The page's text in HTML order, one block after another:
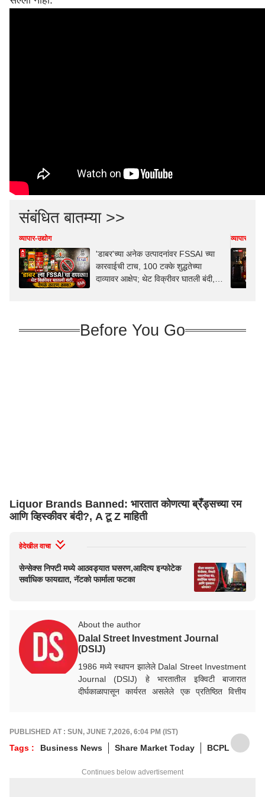
संबंधित बातम्या >>
व्यापार-उद्योग
'डाबर'च्या अनेक उत्पादनांवर FSSAI च्या
कारवाईची टाच, 100 टक्के शुद्धतेच्या
दाव्यावर आक्षेप; थेट विक्रीवर घातली बंदी,
व्यापार-उद्योग
Before You Go
Liquor Brands Banned: भारतात कोणत्या ब्रँड्सच्या रम
आणि व्हिस्कीवर बंदी?, A टू Z माहिती
हेदेखील वाचा
सेन्सेक्स निफ्टी मध्ये आठवड्यात घसरण,आदित्य इन्फोटेक
सर्वाधिक फायद्यात, नॅटको फार्माला फटका
About the author
Dalal Street Investment Journal
(DSIJ)
1986 मध्ये स्थापन झालेले Dalal Street Investment
Journal (DSIJ) हे भारतातील इक्विटी बाजारात
दीर्घकाळापासून कार्यरत असलेले एक प्रतिष्ठित वित्तीय
DSIJ ने संशोधन आणि विश्लेषणाची मजबूत परंपरा निर्माण
केली आहे.
DSIJ ची गुंतवणूक पद्धती मूलभूत आर्थिक ताकद
(Fundamental Strength) आणि किंमत हालचालींचे
PUBLISHED AT : SUN, JUNE 7,2026, 6:04 PM (IST)
Tags : Business News Share Market Today BCPL
Continues below advertisement